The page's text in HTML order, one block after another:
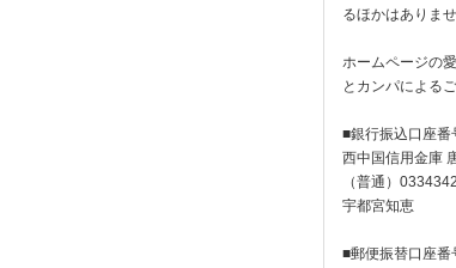
るほかはありませ
ホームページの
とカンパによる
■銀行振込口座番
西中国信用金庫
（普通）0334342
宇都宮知恵
■郵便振替口座番